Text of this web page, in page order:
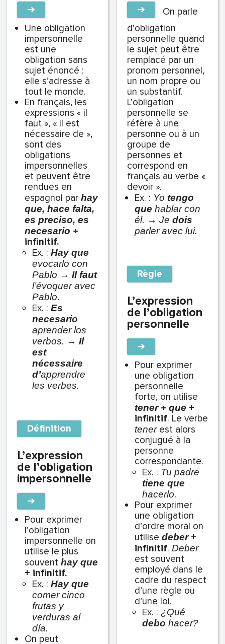
➔
Une obligation
impersonnelle
est une
obligation sans
sujet énoncé :
elle s’adresse à
tout le monde.
En français, les
expressions « il
faut », « il est
nécessaire de »,
sont des
obligations
impersonnelles
et peuvent être
rendues en
espagnol par hay
que, hace falta,
es preciso, es
necesario +
infinitif.
Ex. : Hay que
evocarlo con
Pablo → Il faut
l’évoquer avec
Pablo.
Ex. : Es
necesario
aprender los
verbos. → Il
est
nécessaire
d’apprendre
les verbes.
Définition
L’expression
de l’obligation
impersonnelle
➔
Pour exprimer
l’obligation
impersonnelle on
utilise le plus
souvent hay que
+ infinitif.
Ex. : Hay que
comer cinco
frutas y
verduras al
día.
On peut
➔
On parle
d’obligation
personnelle quand
le sujet peut être
remplacé par un
pronom personnel,
un nom propre ou
un substantif.
L’obligation
personnelle se
réfère à une
personne ou à un
groupe de
personnes et
correspond en
français au verbe «
devoir ».
Ex. : Yo tengo
que hablar con
él. → Je dois
parler avec lui.
Règle
L’expression
de l’obligation
personnelle
➔
Pour exprimer
une obligation
personnelle
forte, on utilise
tener + que +
infinitif. Le verbe
tenerest alors
conjugué à la
personne
correspondante.
Ex. : Tu padre
tiene que
hacerlo.
Pour exprimer
une obligation
d’ordre moral on
utilise deber+
infinitif. Deber
est souvent
employé dans le
cadre du respect
d’une règle ou
d’une loi.
Ex. : ¿Qué
debo hacer?